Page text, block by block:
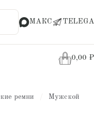
МАКС TELEGA
0,00 ₽
ремни
Мужской